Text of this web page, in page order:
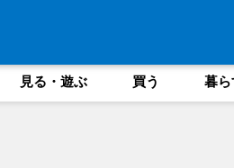
見る・遊ぶ 買う 暮ら